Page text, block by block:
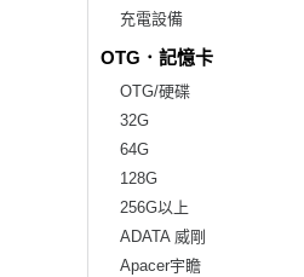
充電設備
OTG．記憶卡
OTG/硬碟
32G
64G
128G
256G以上
ADATA 威剛
Apacer宇瞻